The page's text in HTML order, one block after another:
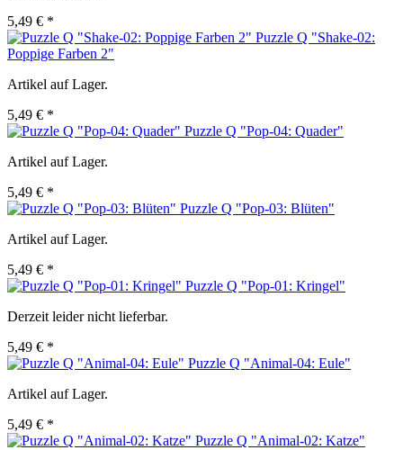
5,49 € *
Puzzle Q "Shake-02:
Poppige Farben 2"
Artikel auf Lager.
5,49 € *
Puzzle Q "Pop-04: Quader"
Artikel auf Lager.
5,49 € *
Puzzle Q "Pop-03: Blüten"
Artikel auf Lager.
5,49 € *
Puzzle Q "Pop-01: Kringel"
Derzeit leider nicht lieferbar.
5,49 € *
Puzzle Q "Animal-04: Eule"
Artikel auf Lager.
5,49 € *
Puzzle Q "Animal-02: Katze"